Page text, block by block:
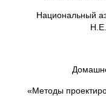
Национальный
«Методы